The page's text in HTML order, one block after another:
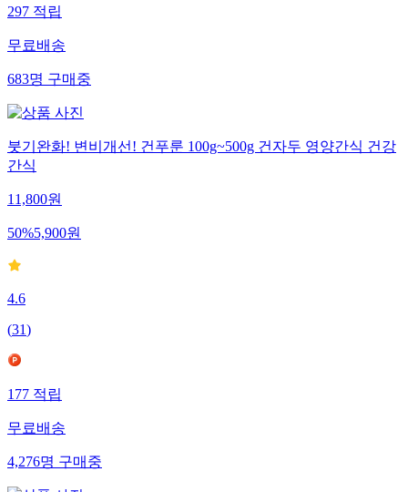
297적립
무료배송
683명구매중
붓기완화! 변비개선! 건푸룬 100g~500g 건자두 영양간식 건강
간식
11,800원
50%5,900원
4.6
(31)
177적립
무료배송
4,276명구매중